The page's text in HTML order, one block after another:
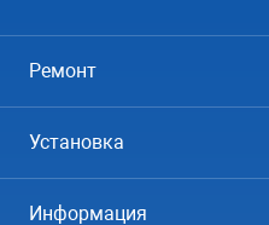
Ремонт
Посудомоечные машины
Установка
Информация